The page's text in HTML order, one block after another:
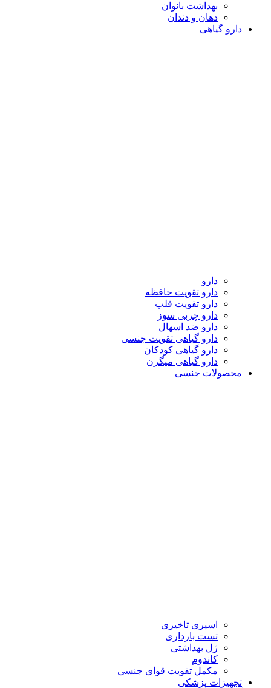
بهداشت بانوان
دهان و دندان
دارو گیاهی
دارو
دارو تقویت حافظه
دارو تقویت قلب
دارو چربی سوز
دارو ضد اسهال
دارو گیاهی تقویت جنسی
دارو گیاهی کودکان
دارو گیاهی میگرن
محصولات جنسی
اسپری تاخیری
تست بارداری
ژل بهداشتی
کاندوم
مکمل تقویت قوای جنسی
تجهیزات پزشکی